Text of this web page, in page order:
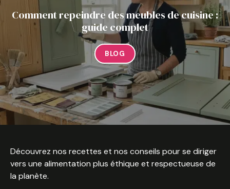
Comment repeindre des meubles de cuisine :
guide complet
BLOG
Découvrez nos recettes et nos conseils pour se diriger
vers une alimentation plus éthique et respectueuse de
la planète.